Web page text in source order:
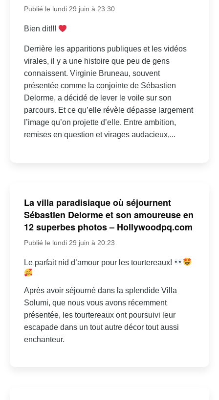
Publié le lundi 29 juin à 23:30
Bien dit!!!
Derrière les apparitions publiques et les vidéos
virales, il y a une histoire que peu de gens
connaissent. Virginie Bruneau, souvent
présentée comme la conjointe de Sébastien
Delorme, a décidé de lever le voile sur son
parcours. Et ce qu’elle révèle dépasse largement
l’image qu’on projette d’elle. Entre ambition,
remises en question et virages audacieux,...
La villa paradisiaque où séjournent
Sébastien Delorme et son amoureuse en
12 superbes photos – Hollywoodpq.com
Publié le lundi 29 juin à 20:23
Le parfait nid d’amour pour les tourtereaux!
Après avoir séjourné dans la splendide Villa
Solumi, que nous vous avons récemment
présentée, les tourtereaux ont poursuivi leur
escapade dans un tout autre décor tout aussi
enchanteur.